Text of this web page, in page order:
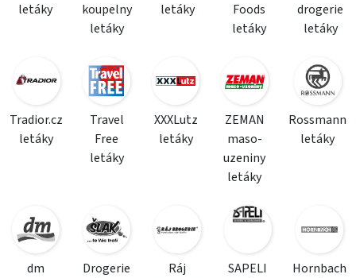
letáky
koupelny
letáky
letáky
Foods
letáky
drogerie
letáky
Tradior.cz
letáky
Travel
Free
letáky
XXXLutz
letáky
ZEMAN
maso-
uzeniny
letáky
Rossmann
letáky
dm
Drogerie
Ráj
SAPELI
Hornbach